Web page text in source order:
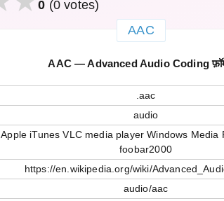
0 (0 votes)
AAC
AAC — Advanced Audio Coding
.aac
audio
Apple iTunes VLC media player Windows Media
foobar2000
https://en.wikipedia.org/wiki/
audio/aac